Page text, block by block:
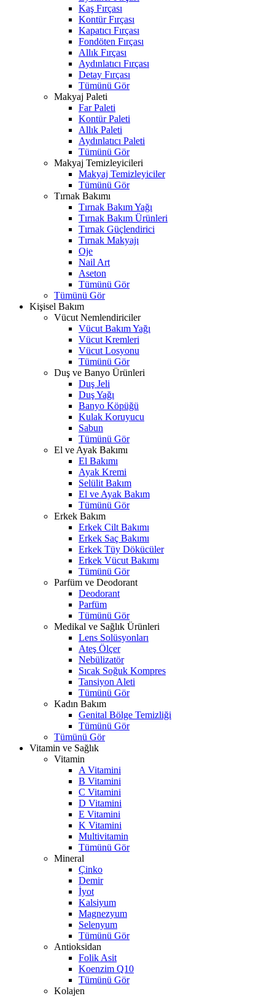
Kaş Fırçası
Kontür Fırçası
Kapatıcı Fırçası
Fondöten Fırçası
Allık Fırçası
Aydınlatıcı Fırçası
Detay Fırçası
Tümünü Gör
Makyaj Paleti
Far Paleti
Kontür Paleti
Allık Paleti
Aydınlatıcı Paleti
Tümünü Gör
Makyaj Temizleyicileri
Makyaj Temizleyiciler
Tümünü Gör
Tırnak Bakımı
Tırnak Bakım Yağı
Tırnak Bakım Ürünleri
Tırnak Güçlendirici
Tırnak Makyajı
Oje
Nail Art
Aseton
Tümünü Gör
Tümünü Gör
Kişisel Bakım
Vücut Nemlendiriciler
Vücut Bakım Yağı
Vücut Kremleri
Vücut Losyonu
Tümünü Gör
Duş ve Banyo Ürünleri
Duş Jeli
Duş Yağı
Banyo Köpüğü
Kulak Koruyucu
Sabun
Tümünü Gör
El ve Ayak Bakımı
El Bakımı
Ayak Kremi
Selülit Bakım
El ve Ayak Bakım
Tümünü Gör
Erkek Bakım
Erkek Cilt Bakımı
Erkek Saç Bakımı
Erkek Tüy Dökücüler
Erkek Vücut Bakımı
Tümünü Gör
Parfüm ve Deodorant
Deodorant
Parfüm
Tümünü Gör
Medikal ve Sağlık Ürünleri
Lens Solüsyonları
Ateş Ölçer
Nebülizatör
Sıcak Soğuk Kompres
Tansiyon Aleti
Tümünü Gör
Kadın Bakım
Genital Bölge Temizliği
Tümünü Gör
Tümünü Gör
Vitamin ve Sağlık
Vitamin
A Vitamini
B Vitamini
C Vitamini
D Vitamini
E Vitamini
K Vitamini
Multivitamin
Tümünü Gör
Mineral
Çinko
Demir
İyot
Kalsiyum
Magnezyum
Selenyum
Tümünü Gör
Antioksidan
Folik Asit
Koenzim Q10
Tümünü Gör
Kolajen